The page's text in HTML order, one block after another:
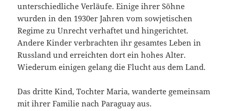
unterschiedliche Verläufe. Einige ihrer Söhne
wurden in den 1930er Jahren vom sowjetischen
Regime zu Unrecht verhaftet und hingerichtet.
Andere Kinder verbrachten ihr gesamtes Leben in
Russland und erreichten dort ein hohes Alter.
Wiederum einigen gelang die Flucht aus dem Land.
Das dritte Kind, Tochter Maria, wanderte gemeinsam
mit ihrer Familie nach Paraguay aus.